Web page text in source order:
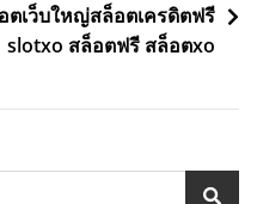
ตเว็บใหญ่สล็อตเครดิตฟรี
slotxo สล็อตฟรี สล็อตxo